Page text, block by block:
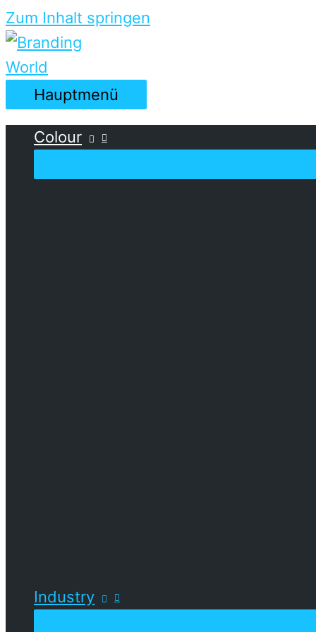
Zum Inhalt springen
Hauptmenü
Colour
Industry